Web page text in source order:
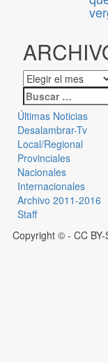
Últimas Noticias
Desalambrar-Tv
Local/Regional
Provinciales
Nacionales
Internacionales
Archivo 2011-2016
Staff
Copyright © - CC BY-